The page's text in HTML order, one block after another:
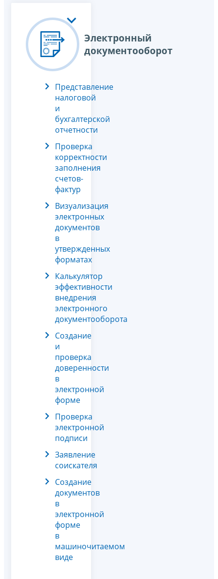
Электронный
документооборот
Представление
налоговой
и
бухгалтерской
отчетности
Проверка
корректности
заполнения
счетов-
фактур
Визуализация
электронных
документов
в
утвержденных
форматах
Калькулятор
эффективности
внедрения
электронного
документооборота
Создание
и
проверка
доверенности
в
электронной
форме
Проверка
электронной
подписи
Заявление
соискателя
Создание
документов
в
электронной
форме
в
машиночитаемом
виде